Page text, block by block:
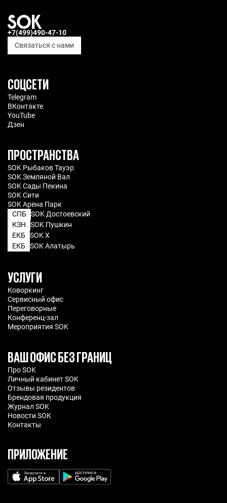
7 марта 2025 7 мин.
+7(499)490-47-10
Связаться с нами
СОЦСЕТИ
Telegram
ВКонтакте
YouTube
Дзен
ПРОСТРАНСТВА
SOK Рыбаков Тауэр
SOK Земляной Вал
SOK Сады Пекина
SOK Сити
SOK Арена Парк
СПБ SOK Достоевский
КЗН
SOK Пушкин
ЕКБ SOK X
ЕКБ SOK Алатырь
УСЛУГИ
Коворкинг
Сервисный офис
Переговорные
Конференц-зал
Мероприятия SOK
ВАШ ОФИС БЕЗ ГРАНИЦ
Про SOK
Личный кабинет SOK
Отзывы резидентов
Брендовая продукция
Журнал SOK
Новости SOK
Контакты
ПРИЛОЖЕНИЕ